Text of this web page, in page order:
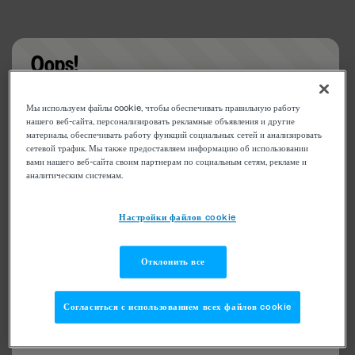
Oops!
Something went wrong. Please try refreshing the
app
Мы используем файлы cookie, чтобы обеспечивать правильную работу
нашего веб-сайта, персонализировать рекламные объявления и другие
материалы, обеспечивать работу функций социальных сетей и анализировать
сетевой трафик. Мы также предоставляем информацию об использовании
вами нашего веб-сайта своим партнерам по социальным сетям, рекламе и
аналитическим системам.
Настройки файлов cookie
Отклонить все
Согласиться с использованием всех файлов cookie